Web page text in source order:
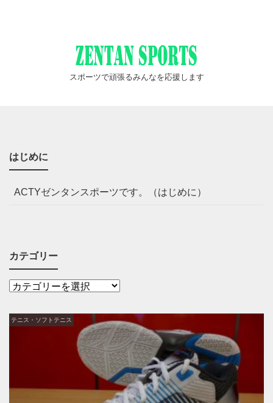
スポーツで頑張るみんなを応援します
はじめに
ACTYゼンタンスポーツです。（はじめに）
カテゴリー
テニス・ソフトテニス